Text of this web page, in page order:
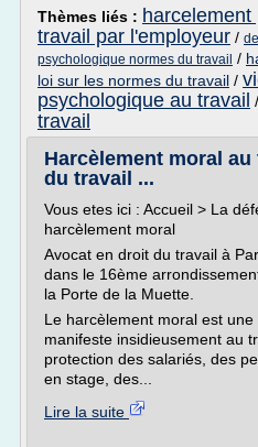
Thèmes liés :
travail par l'employeur /
psychologique normes du travail /
loi sur les normes du travail /
psychologique au travail /
travail
Harcèlement moral
du travail ...
Vous etes ici : Accueil > La
harcèlement moral
Avocat en droit du travail à
dans le 16ème
la Porte de la Muette.
Le harcèlement moral est
manifeste insidieusement au
protection des salariés, des
en stage, des...
Lire la suite